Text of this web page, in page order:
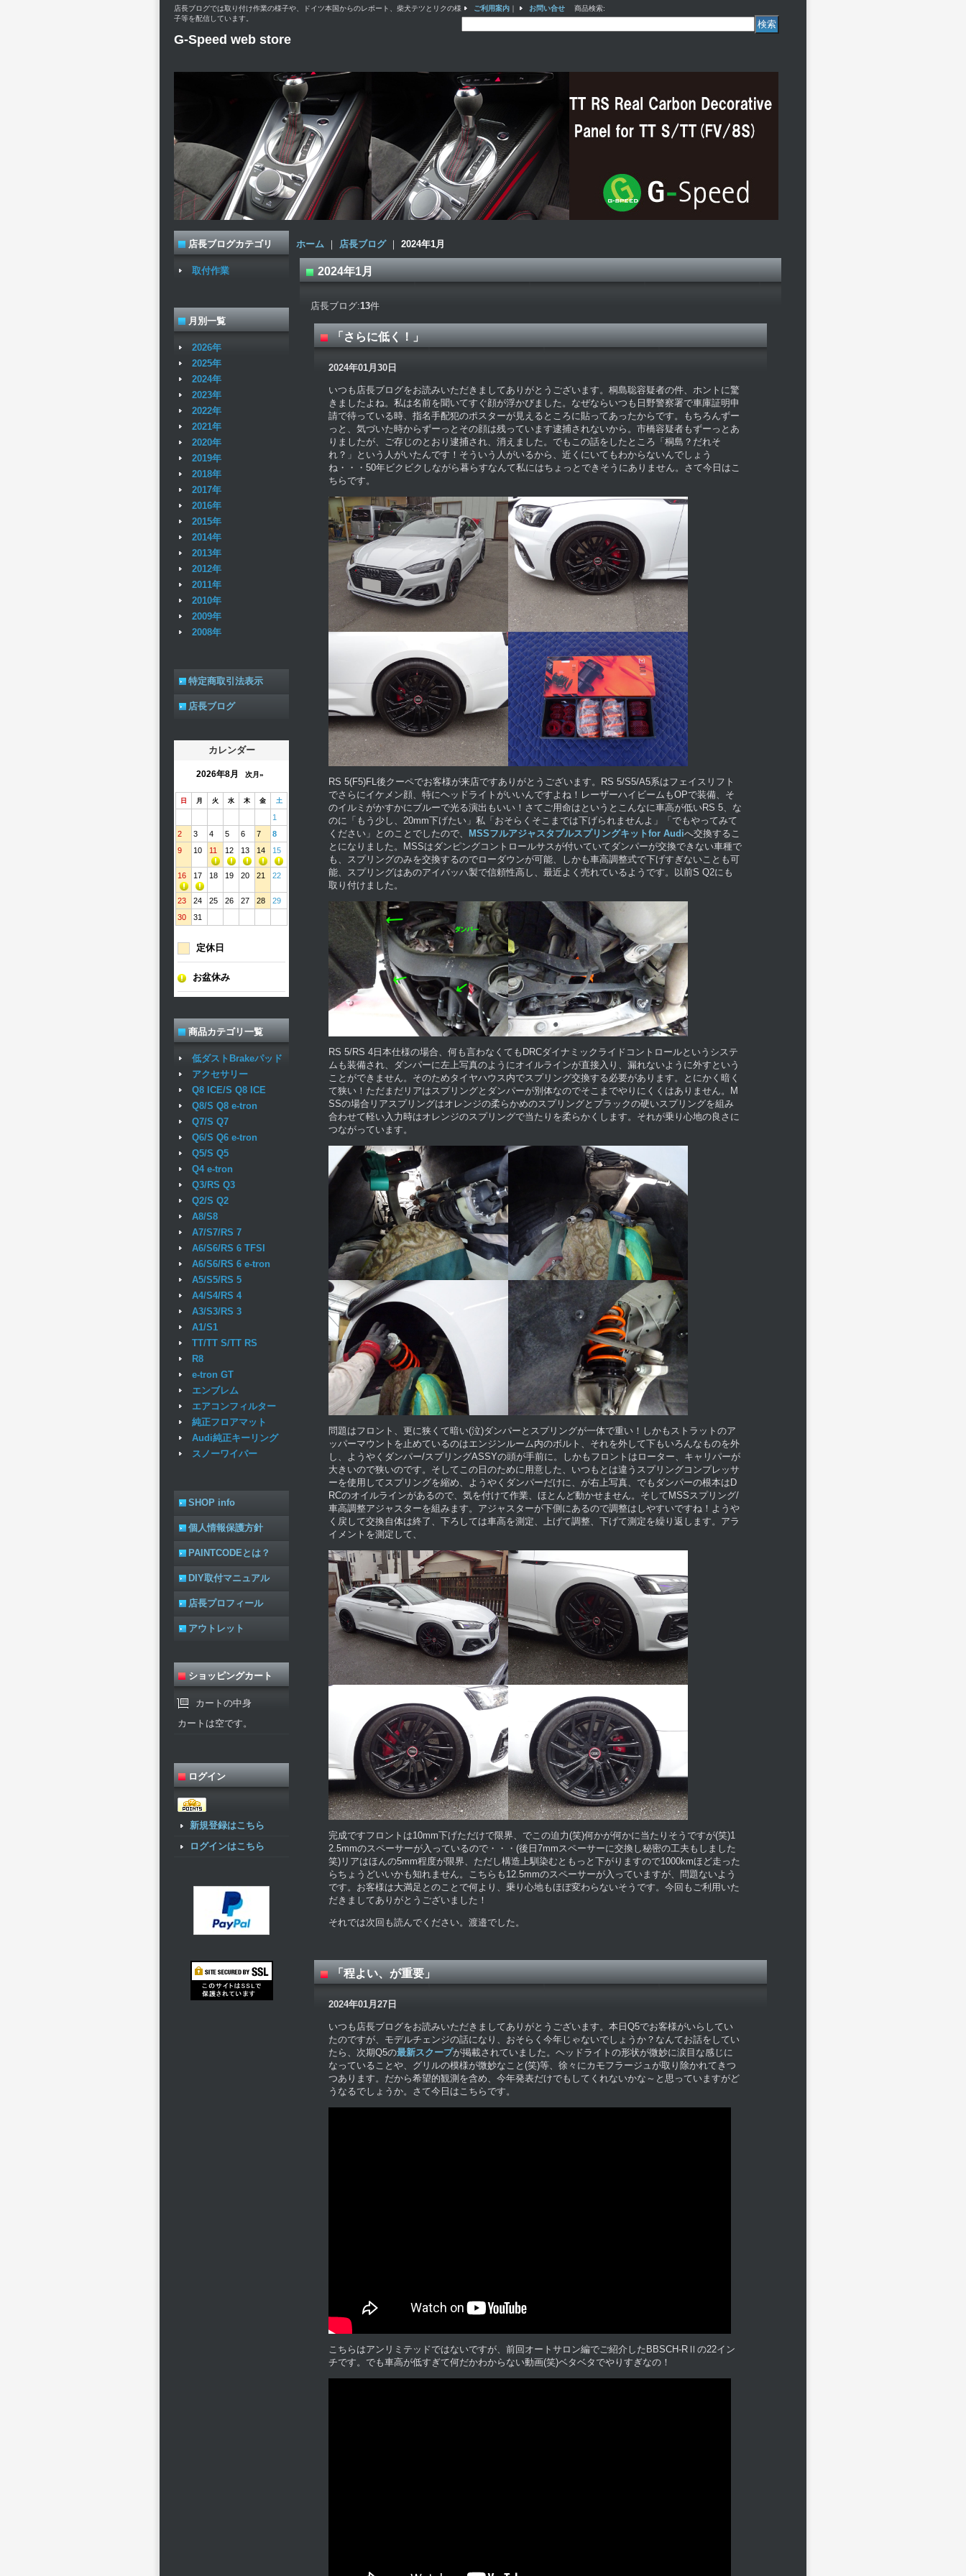
店長ブログでは取り付け作業の様子や、ドイツ本国からのレポート、柴犬テツとリクの様
子等を配信しています。
G-Speed web store
ご利用案内 ｜ お問い合せ 商品検索:
店長ブログカテゴリ
取付作業
月別一覧
2026年
2025年
2024年
2023年
2022年
2021年
2020年
2019年
2018年
2017年
2016年
2015年
2014年
2013年
2012年
2011年
2010年
2009年
2008年
特定商取引法表示
店長ブログ
カレンダー
2026年8月 次月»
日 月 火 水 木 金 土
1
2
3 4 5 6 7
8
9
10 11 12 13 14 15
16 17 18 19 20 21 22
23 24 25 26 27 28
29
30
31
定休日
お盆休み
商品カテゴリ一覧
低ダストBrakeパッド
アクセサリー
Q8 ICE/S Q8 ICE
Q8/S Q8 e-tron
Q7/S Q7
Q6/S Q6 e-tron
Q5/S Q5
Q4 e-tron
Q3/RS Q3
Q2/S Q2
A8/S8
A7/S7/RS 7
A6/S6/RS 6 TFSI
A6/S6/RS 6 e-tron
A5/S5/RS 5
A4/S4/RS 4
A3/S3/RS 3
A1/S1
TT/TT S/TT RS
R8
e-tron GT
エンブレム
エアコンフィルター
純正フロアマット
Audi純正キーリング
スノーワイパー
SHOP info
個人情報保護方針
PAINTCODEとは？
DIY取付マニュアル
店長プロフィール
アウトレット
ショッピングカート
カートの中身
カートは空です。
ログイン
新規登録はこちら
ログインはこちら
ホーム ｜ 店長ブログ｜ 2024年1月
2024年1月
店長ブログ:13件
「さらに低く！」
2024年01月30日
いつも店長ブログをお読みいただきましてありがとうございます。桐島聡容疑者の件、ホントに驚
きましたよね。私は名前を聞いてすぐ顔が浮かびました。なぜならいつも日野警察署で車庫証明申
請で待っている時、指名手配犯のポスターが見えるところに貼ってあったからです。もちろんずー
っと、気づいた時からずーっとその顔は残っています逮捕されないから。市橋容疑者もずーっとあ
りましたが、ご存じのとおり逮捕され、消えました。でもこの話をしたところ「桐島？だれそ
れ？」という人がいたんです！そういう人がいるから、近くにいてもわからないんでしょう
ね・・・50年ビクビクしながら暮らすなんて私にはちょっとできそうにありません。さて今日はこ
ちらです。
RS 5(F5)FL後クーペでお客様が来店ですありがとうございます。RS 5/S5/A5系はフェイスリフト
でさらにイケメン顔、特にヘッドライトがいいんですよね！レーザーハイビームもOPで装備、そ
のイルミがかすかにブルーで光る演出もいい！さてご用命はというとこんなに車高が低いRS 5、な
のに「もう少し、20mm下げたい」私「おそらくそこまでは下げられませんよ」「でもやってみて
ください」とのことでしたので、
MSSフルアジャスタブルスプリングキットfor Audiへ交換するこ
とになりました。MSSはダンピングコントロールサスが付いていてダンパーが交換できない車種で
も、スプリングのみを交換するのでローダウンが可能、しかも車高調整式で下げすぎないことも可
能、スプリングはあのアイバッハ製で信頼性高し、最近よく売れているようです。以前S Q2にも
取り付けました。
RS 5/RS 4日本仕様の場合、何も言わなくてもDRCダイナミックライドコントロールというシステ
ムも装備され、ダンパーに左上写真のようにオイルラインが直接入り、漏れないように外すという
ことができません。そのためタイヤハウス内でスプリング交換する必要があります。とにかく暗く
て狭い！ただまだリアはスプリングとダンパーが別体なのでそこまでやりにくくはありません。M
SSの場合リアスプリングはオレンジの柔らかめのスプリングとブラックの硬いスプリングを組み
合わせて軽い入力時はオレンジのスプリングで当たりを柔らかくします。それが乗り心地の良さに
つながっています。
問題はフロント、更に狭くて暗い(泣)ダンパーとスプリングが一体で重い！しかもストラットのア
ッパーマウントを止めているのはエンジンルーム内のボルト、それを外して下もいろんなものを外
し、ようやくダンパー/スプリングASSYの頭が手前に。しかもフロントはローター、キャリパーが
大きいので狭いのです。そしてこの日のために用意した、いつもとは違うスプリングコンプレッサ
ーを使用してスプリングを縮め、ようやくダンパーだけに、が右上写真、でもダンパーの根本はD
RCのオイルラインがあるので、気を付けて作業、ほとんど動かせません。そしてMSSスプリング/
車高調整アジャスターを組みます。アジャスターが下側にあるので調整はしやすいですね！ようや
く戻して交換自体は終了、下ろしては車高を測定、上げて調整、下げて測定を繰り返します。アラ
イメントを測定して、
完成ですフロントは10mm下げただけで限界、でこの迫力(笑)何かが何かに当たりそうですが(笑)1
2.5mmのスペーサーが入っているので・・・(後日7mmスペーサーに交換し秘密の工夫もしました
笑)リアはほんの5mm程度が限界、ただし構造上馴染むともっと下がりますので1000kmほど走った
らちょうどいいかも知れません。こちらも12.5mmのスペーサーが入っていますが、問題ないよう
です。お客様は大満足とのことで何より、乗り心地もほぼ変わらないそうです。今回もご利用いた
だきましてありがとうございました！
それでは次回も読んでください。渡邉でした。
「程よい、が重要」
2024年01月27日
いつも店長ブログをお読みいただきましてありがとうございます。本日Q5でお客様がいらしてい
たのですが、モデルチェンジの話になり、おそらく今年じゃないでしょうか？なんてお話をしてい
たら、次期Q5の最新スクープが掲載されていました。ヘッドライトの形状が微妙に涙目な感じに
なっていることや、グリルの模様が微妙なこと(笑)等、徐々にカモフラージュが取り除かれてきつ
つあります。だから希望的観測を含め、今年発表だけでもしてくれないかな～と思っていますがど
うなるでしょうか。さて今日はこちらです。
こちらはアンリミテッドではないですが、前回オートサロン編でご紹介したBBSCH-RⅡの22イン
チです。でも車高が低すぎて何だかわからない動画(笑)ベタベタでやりすぎなの！